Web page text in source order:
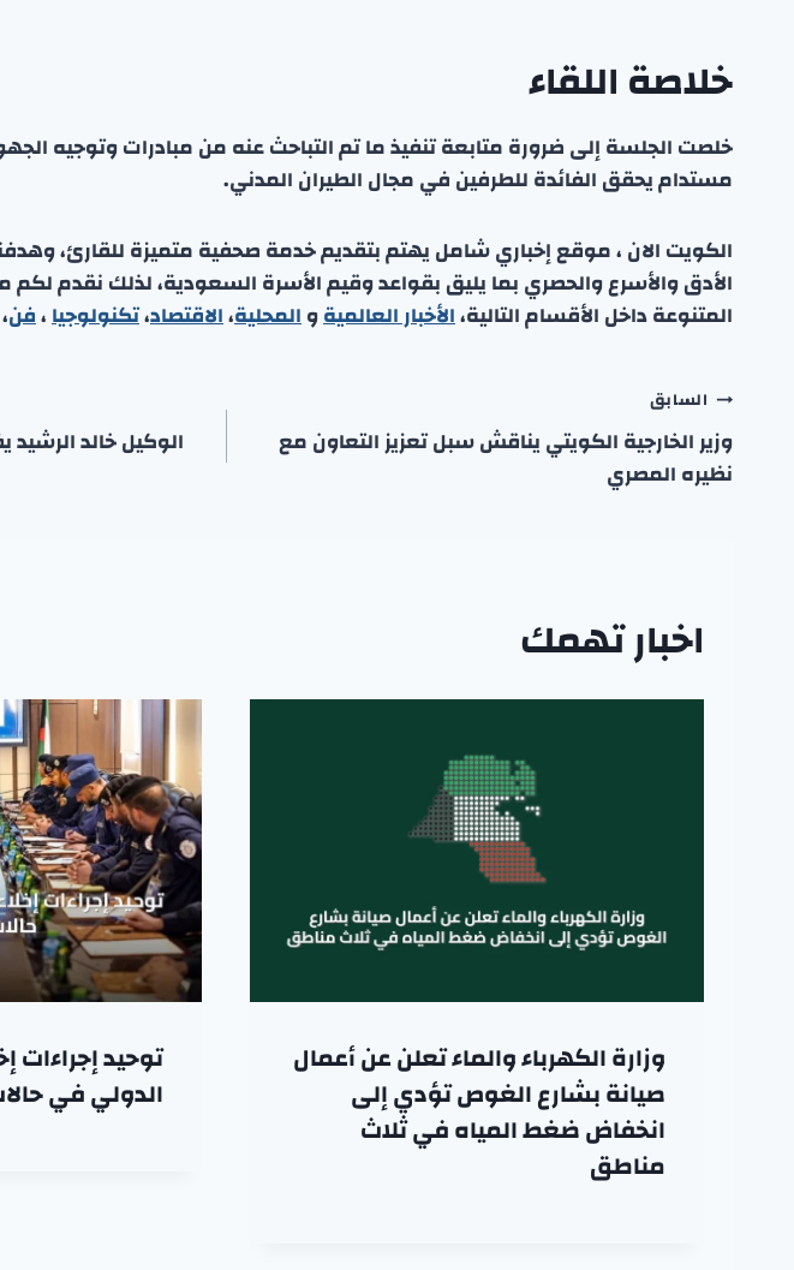
خلاصة اللقاء
خلصت الجلسة إلى ضرورة متابعة تنفيذ ما تم التباحث عنه من مبادرات وتوجيه
مستدام يحقق الفائدة للطرفين في مجال الطيران المدني.
الكويت الان ، موقع إخباري شامل يهتم بتقديم خدمة صحفية متميزة للقارئ، وهدفنا
الأدق والأسرع والحصري بما يليق بقواعد وقيم الأسرة السعودية، لذلك نقدم لكم
المتنوعة داخل الأقسام التالية،الأخبار العالميةوالمحلية،الاقتصاد،تكنولوجيا،فن
تصفّح
المقالات
السابق
وزير الخارجية الكويتي يناقش سبل تعزيز التعاون مع
نظيره المصري
الوكيل خالد
اخبار تهمك
وزارة الكهرباء والماء تعلن عن أعمال
صيانة بشارع الغوص تؤدي إلى
انخفاض ضغط المياه في ثلاث
مناطق
توحيد إجراءات
الدولي في